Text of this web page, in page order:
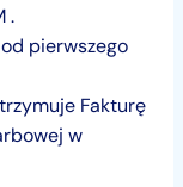
.
pierwszego
Fakturę
w